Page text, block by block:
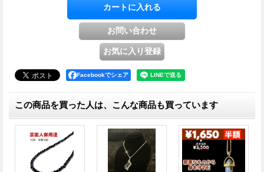
Facebookでシェア
この商品を買った人は、こんな商品も買っています